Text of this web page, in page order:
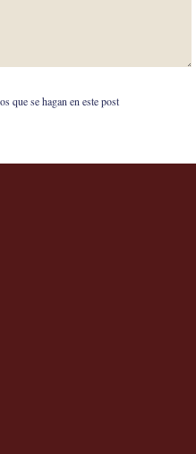
que se hagan en este post